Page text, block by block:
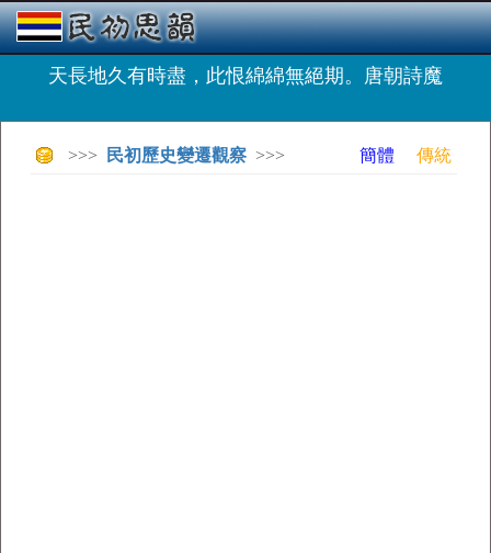
天長地久有時盡，此恨綿綿無絕期。唐朝詩魔
>>> 民初歷史變遷觀察 >>> 簡體 傳統